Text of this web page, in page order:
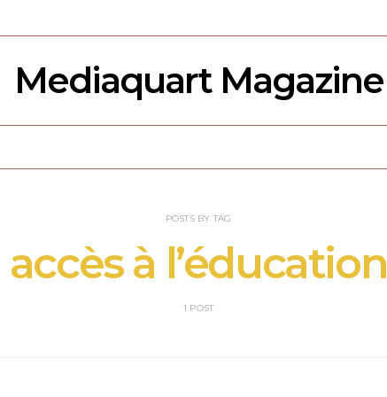
Mediaquart Magazine
POSTS BY TAG
accès à l’éducation
1 POST